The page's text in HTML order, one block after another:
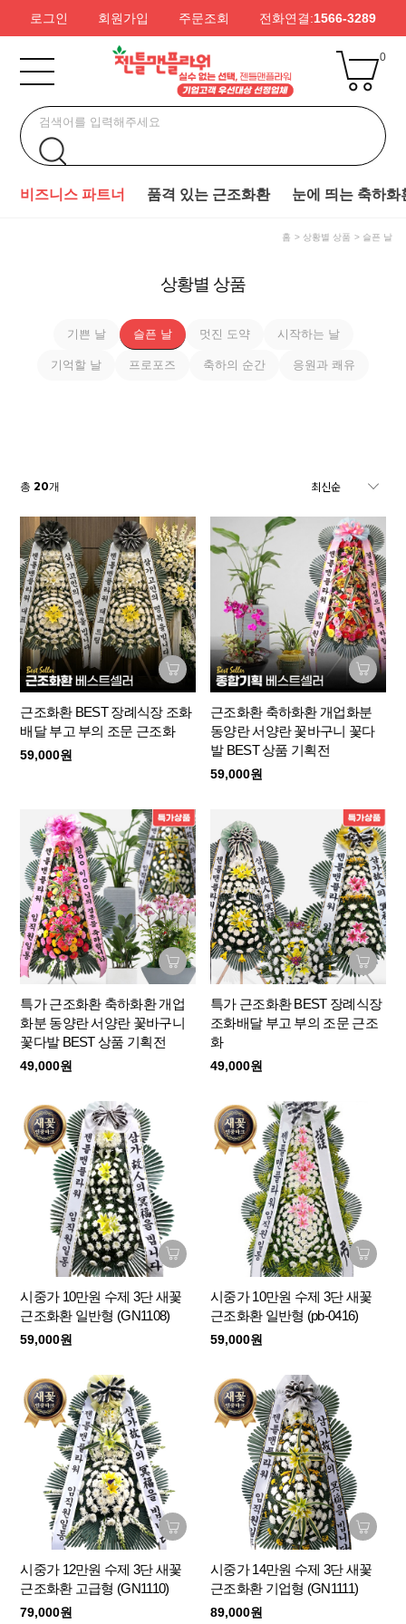
로그인 회원가입 주문조회 전화연결:1566-3289
0
비즈니스 파트너 품격 있는 근조화환 눈에 띄는 축하화
홈 상황별 상품 슬픈 날
상황별 상품
기쁜 날 슬픈 날 멋진 도약 시작하는 날
기억할 날 프로포즈 축하의 순간 응원과 쾌유
총20개
근조화환 BEST 장례식장 조화
배달 부고 부의 조문 근조화
59,000원
근조화환 축하화환 개업화분
동양란 서양란 꽃바구니 꽃다
발 BEST 상품 기획전
59,000원
특가 근조화환 축하화환 개업
화분 동양란 서양란 꽃바구니
꽃다발 BEST 상품 기획전
49,000원
특가 근조화환 BEST 장례식장
조화배달 부고 부의 조문 근조
화
49,000원
시중가 10만원 수제 3단 새꽃
근조화환 일반형 (GN1108)
59,000원
시중가 10만원 수제 3단 새꽃
근조화환 일반형 (pb-0416)
59,000원
시중가 12만원 수제 3단 새꽃
근조화환 고급형 (GN1110)
79,000원
시중가 14만원 수제 3단 새꽃
근조화환 기업형 (GN1111)
89,000원